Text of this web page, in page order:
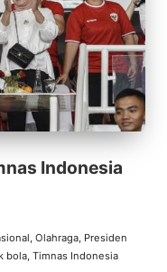
Indonesia
,Olahraga Presiden
bola ,Timnas Indonesia